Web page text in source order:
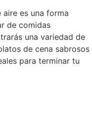
es una forma
de comidas
una variedad de
de cena sabrosos
para terminar tu